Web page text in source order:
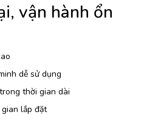
vận hành ổn
dễ sử dụng
thời gian dài
lắp đặt